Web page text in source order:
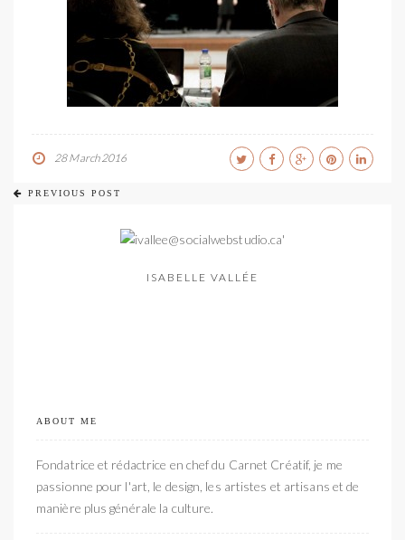
28 March 2016
PREVIOUS POST
ISABELLE VALLÉE
ABOUT ME
Fondatrice et rédactrice en chef du Carnet Créatif, je me
passionne pour l'art, le design, les artistes et artisans et de
manière plus générale la culture.